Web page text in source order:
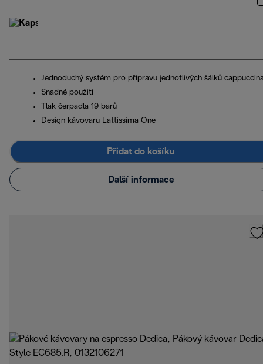
Jednoduchý systém pro přípravu jednotlivých šálků
Snadné použití
Tlak čerpadla 19 barů
Design kávovaru Lattissima One
Přidat do košíku
Další informace